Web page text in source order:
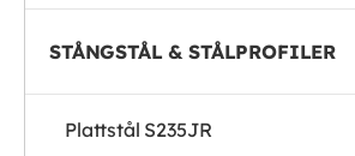
STÅNGSTÅL & STÅLPROFILER
Plattstål S235JR